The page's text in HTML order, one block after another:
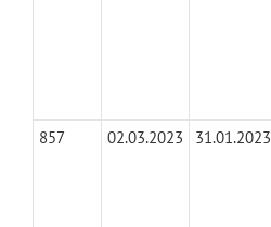
857
02.03.2023 31.01.2023